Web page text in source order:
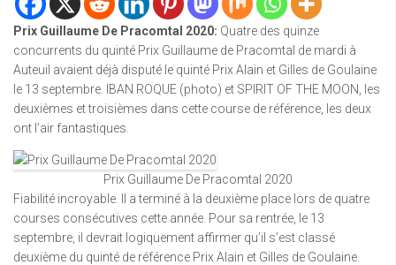
Prix Guillaume De Pracomtal 2020: Quatre des quinze
concurrents du quinté Prix Guillaume de Pracomtal de mardi à
Auteuil avaient déjà disputé le quinté Prix Alain et Gilles de Goulaine
le 13 septembre. IBAN ROQUE (photo) et SPIRIT OF THE MOON, les
deuxièmes et troisièmes dans cette course de référence, les deux
ont l’air fantastiques.
Prix Guillaume De Pracomtal 2020
Fiabilité incroyable. Il a terminé à la deuxième place lors de quatre
courses consécutives cette année. Pour sa rentrée, le 13
septembre, il devrait logiquement affirmer qu’il s’est classé
deuxième du quinté de référence Prix Alain et Gilles de Goulaine.